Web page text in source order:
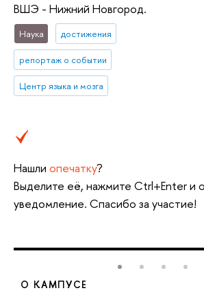
ВШЭ - Нижний Новгород.
Наука достижения
репортаж о событии
Центр языка и мозга
Нашли опечатку?
Выделите её, нажмите Ctrl+Enter и
уведомление. Спасибо за участие!
О КАМПУСЕ